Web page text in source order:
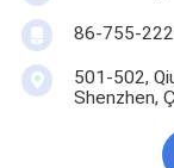
86-755-
501-502,
Shenzhen,